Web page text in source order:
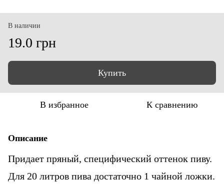
В наличии
19.0 грн
Купить
В избранное К сравнению
Описание
Придает пряный, специфический оттенок пиву.
Для 20 литров пива достаточно 1 чайной ложки.